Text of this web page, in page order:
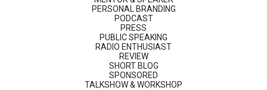
PERSONAL BRANDING
PODCAST
PRESS
PUBLIC SPEAKING
RADIO ENTHUSIAST
REVIEW
SHORT BLOG
SPONSORED
TALKSHOW & WORKSHOP